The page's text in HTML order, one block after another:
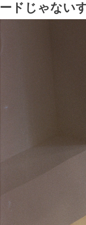
ードじゃない